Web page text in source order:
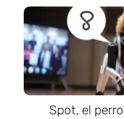
Spot, el